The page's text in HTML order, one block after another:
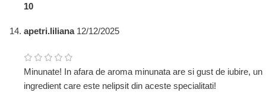
10
apetri.liliana 12/12/2025
Minunate! In afara de aroma minunata are si gust de iubire, un
ingredient care este nelipsit din aceste specialitati!